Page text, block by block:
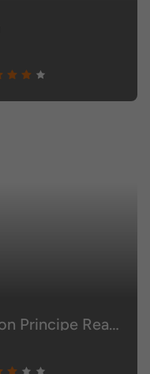
Holiday Inn Express Lisbon Principe Real, by IHG